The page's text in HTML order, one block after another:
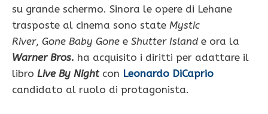
su grande schermo. Sinora le opere di Lehane
trasposte al cinema sono state Mystic
River, Gone Baby Gone e Shutter Island e ora la
Warner Bros. ha acquisito i diritti per adattare il
libro Live By Night con Leonardo DiCaprio
candidato al ruolo di protagonista.